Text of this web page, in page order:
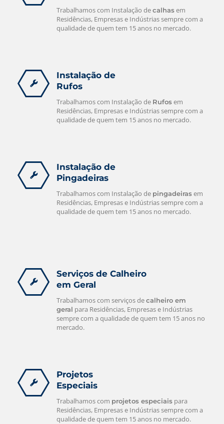
Trabalhamos com Instalação decalhasem
Residências, Empresas e Indústrias sempre com a
qualidade de quem tem 15 anos no mercado.
Instalação de
Rufos
Trabalhamos com Instalação de Rufosem
Residências, Empresas e Indústrias sempre com a
qualidade de quem tem 15 anos no mercado.
Instalação de
Pingadeiras
Trabalhamos com Instalação de pingadeirasem
Residências, Empresas e Indústrias sempre com a
qualidade de quem tem 15 anos no mercado.
Serviços de Calheiro
em Geral
Trabalhamos com serviços decalheiro em
geral para Residências, Empresas e Indústrias
sempre com a qualidade de quem tem 15 anos no
mercado.
Projetos
Especiais
Trabalhamos com projetos especiais para
Residências, Empresas e Indústrias sempre com a
qualidade de quem tem 15 anos no mercado.